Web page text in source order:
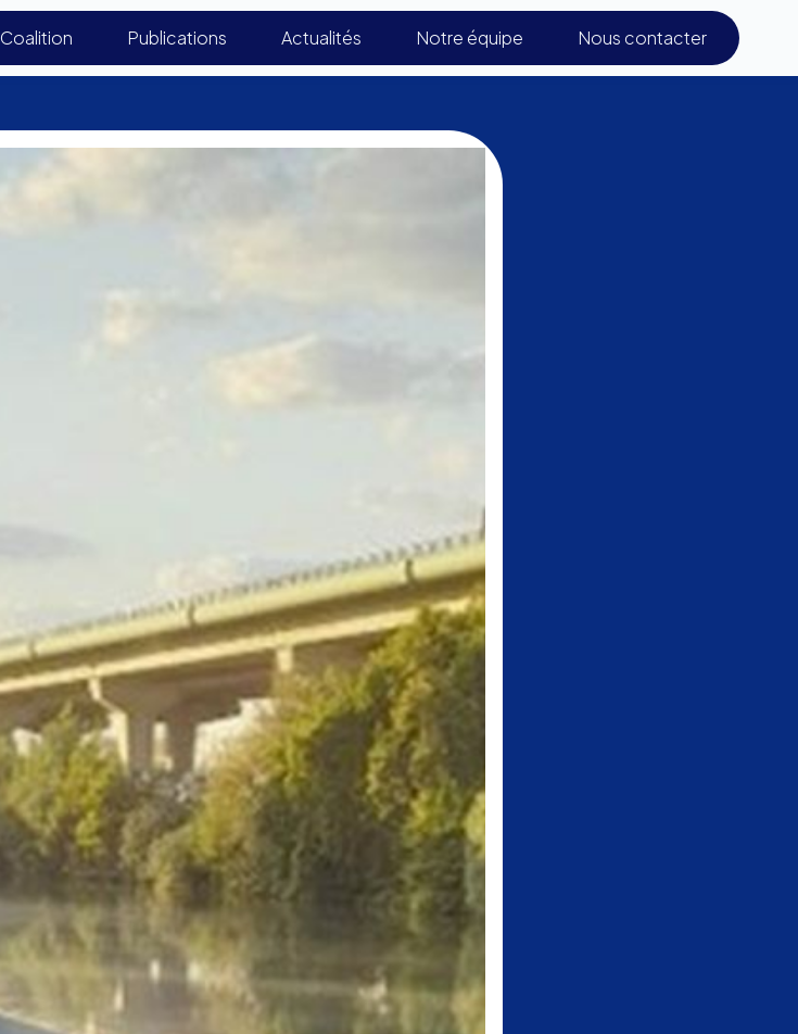
Coalition Publications Actualités Notre équipe Nous contacter